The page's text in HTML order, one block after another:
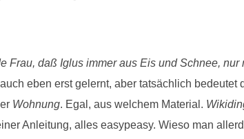
Frau, daß Iglus immer aus Eis und Schnee,
eben erst gelernt, aber tatsächlich
Wohnung. Egal, aus welchem Material.
Anleitung, alles easypeasy. Wieso man